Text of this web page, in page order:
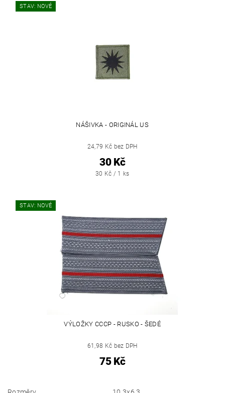
STAV: NOVÉ
NÁŠIVKA - ORIGINÁL US
24,79 Kč bez DPH
30 Kč
30 Kč / 1 ks
STAV: NOVÉ
VÝLOŽKY CCCP - RUSKO - ŠEDÉ
61,98 Kč bez DPH
75 Kč